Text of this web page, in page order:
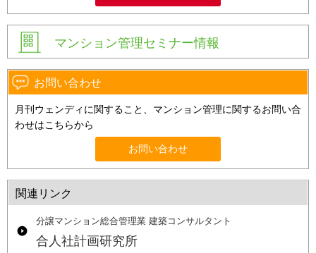
マンション管理セミナー情報
お問い合わせ
月刊ウェンディに関すること、マンション管理に関するお問い合
わせはこちらから
お問い合わせ
関連リンク
分譲マンション総合管理業 建築コンサルタント
合人社計画研究所